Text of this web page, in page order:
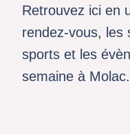
Retrouvez ici en
rendez-vous, les
sports et les
semaine à Molac.